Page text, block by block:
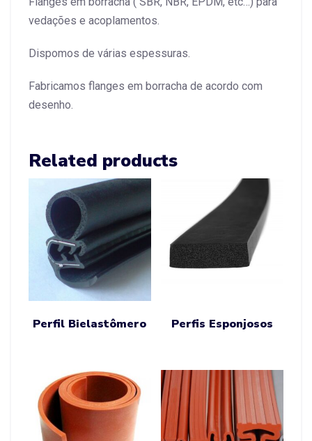
vedações e acoplamentos.
Dispomos de várias espessuras.
Fabricamos flanges em borracha de acordo com
desenho.
Related products
Perfil Bielastômero Perfis Esponjosos